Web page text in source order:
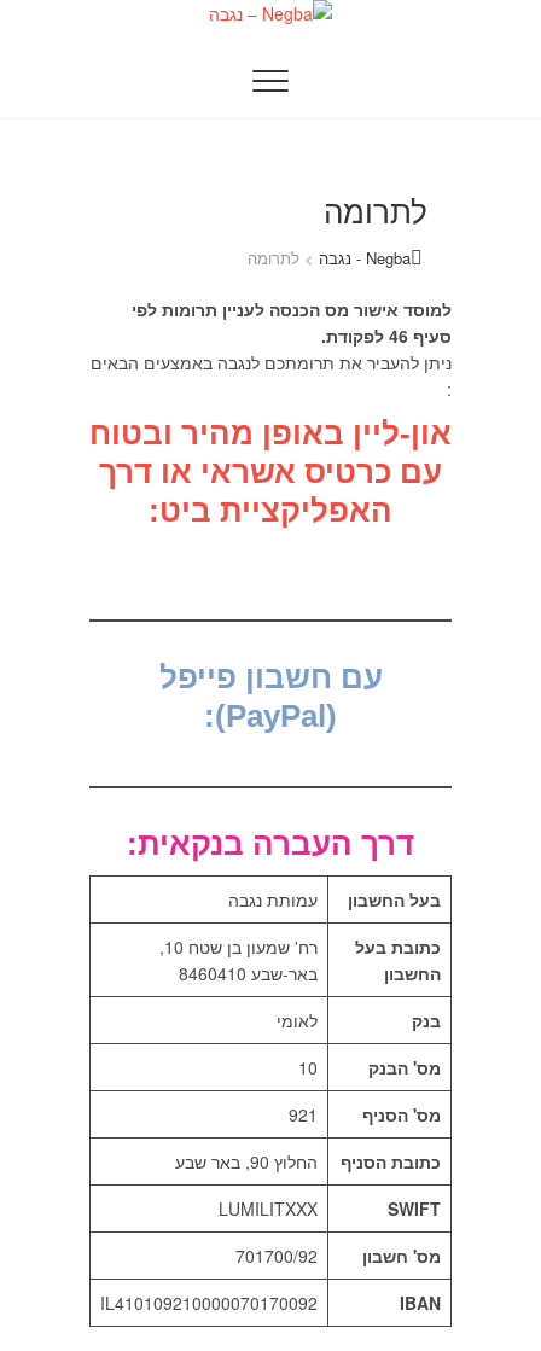
לתרומה
Negba - נגבה > לתרומה
למוסד אישור מס הכנסה לעניין תרומות לפי
סעיף 46 לפקודת.
ניתן להעביר את תרומתכם לנגבה באמצעים הבאים
:
און-ליין באופן מהיר ובטוח
עם כרטיס אשראי או דרך
האפליקציית ביט:
עם חשבון פייפל
(PayPal):
דרך העברה בנקאית:
בעל החשבון
עמותת נגבה
כתובת בעל
החשבון
רח' שמעון בן שטח 10,
באר-שבע 8460410
בנק
לאומי
מס' הבנק
10
מס' הסניף
921
כתובת הסניף
החלוץ 90, באר שבע
SWIFT
LUMILITXXX
מס' חשבון
701700/92
IBAN
IL410109210000070170092